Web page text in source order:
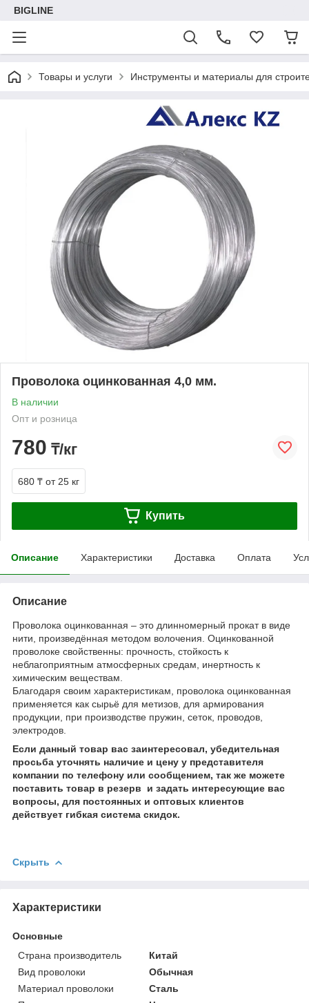
BIGLINE
Товары и услуги Инструменты и материалы для
Проволока оцинкованная 4,0 мм.
В наличии
Опт и розница
780 ₸/кг
680 ₸ от 25 кг
Купить
Описание Характеристики Доставка Оплата
Описание
Проволока оцинкованная – это длинномерный прокат в виде
нити, произведённая методом волочения. Оцинкованной
проволоке свойственны: прочность, стойкость к
неблагоприятным атмосферных средам, инертность к
химическим веществам.
Благодаря своим характеристикам, проволока оцинкованная
применяется как сырьё для метизов, для армирования
продукции, при производстве пружин, сеток, проводов,
электродов.
Если данный товар вас заинтересовал, убедительная
просьба уточнять наличие и цену у представителя
компании по телефону или сообщением, так же можете
поставить товар в резерв и задать интересующие вас
вопросы, для постоянных и оптовых клиентов
действует гибкая система скидок.
Скрыть
Характеристики
Основные
Страна производитель
Китай
Вид проволоки
Обычная
Материал проволоки
Сталь